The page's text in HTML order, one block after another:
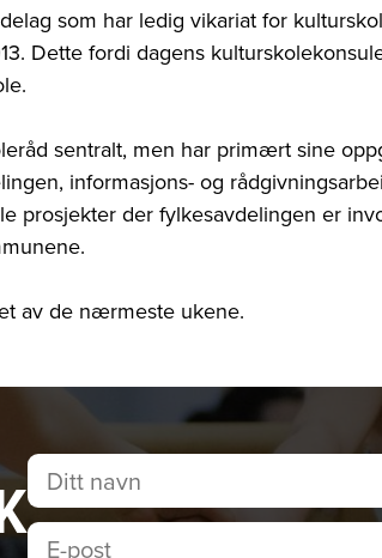
som har ledig vikariat for
Dette fordi dagens
sentralt, men har primært sine
informasjons- og
prosjekter der fylkesavdelingen er
av de nærmeste ukene.